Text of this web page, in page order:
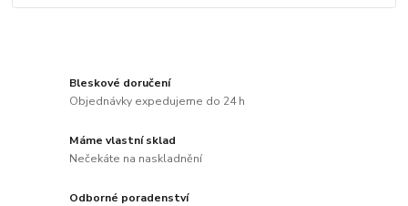
Bleskové doručení
Objednávky expedujeme do 24 h
Máme vlastní sklad
Nečekáte na naskladnění
Odborné poradenství